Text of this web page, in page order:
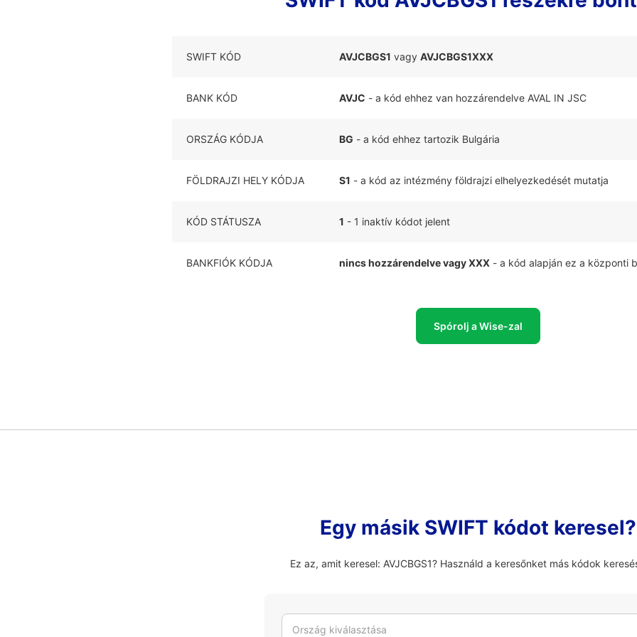
SWIFT KÓD AVJCBGS1 vagy AVJCBGS1XXX
BANK KÓD AVJC - a kód ehhez van hozzárendelve AVAL IN JSC
ORSZÁG KÓDJA BG - a kód ehhez tartozik Bulgária
FÖLDRAJZI HELY KÓDJA S1 - a kód az intézmény földrajzi elhelyezkedését mutatja
KÓD STÁTUSZA 1 - 1 inaktív kódot jelent
BANKFIÓK KÓDJA nincs hozzárendelve vagy XXX - a kód alapján ez a központi
Spórolj a Wise-zal
Egy másik SWIFT kódot keresel?
Ez az, amit keresel: AVJCBGS1? Használd a keresőnket más kódok
Ország kiválasztása